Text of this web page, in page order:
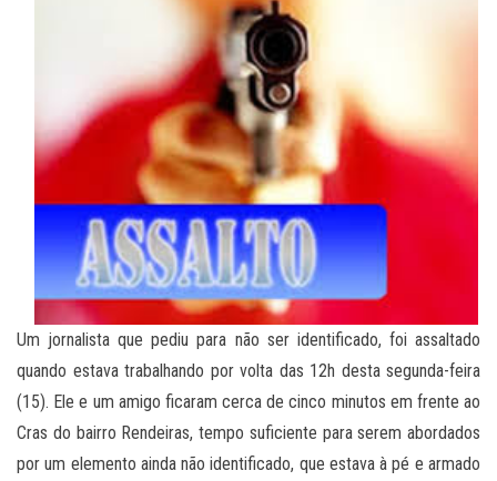
Um jornalista que pediu para não ser identificado, foi assaltado
quando estava trabalhando por volta das 12h desta segunda-feira
(15). Ele e um amigo ficaram cerca de cinco minutos em frente ao
Cras do bairro Rendeiras, tempo suficiente para serem abordados
por um elemento ainda não identificado, que estava à pé e armado